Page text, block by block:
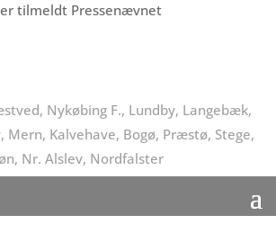
tilmeldt Pressenævnet
Nykøbing F., Lundby, Langebæk,
Mern, Kalvehave, Bogø, Præstø, Stege,
Nr. Alslev, Nordfalster